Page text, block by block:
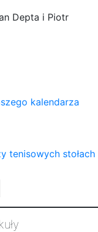
Depta i Piotr
kalendarza
tenisowych stołach